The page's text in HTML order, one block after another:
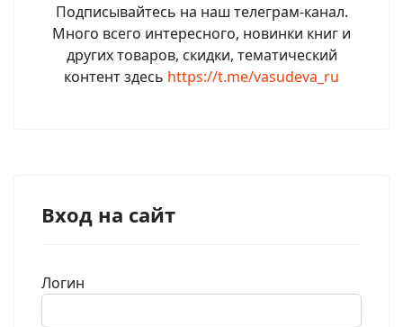
Подписывайтесь на наш телеграм-канал.
Много всего интересного, новинки книг и
других товаров, скидки, тематический
контент здесь https://t.me/vasudeva_ru
Вход на сайт
Логин